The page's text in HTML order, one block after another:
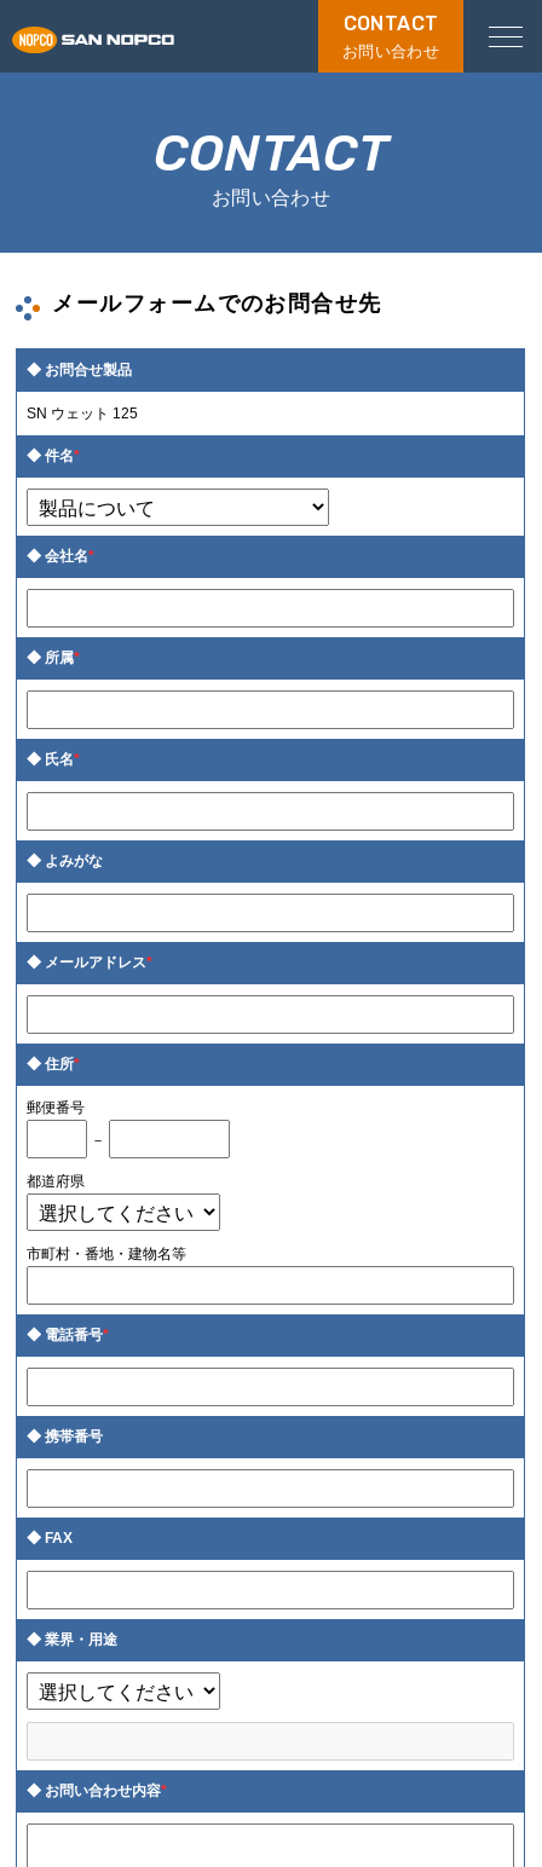
CONTACT
お問い合わせ
CONTACT
お問い合わせ
メールフォームでのお問合せ先
お問合せ製品
SN ウェット 125
件名*
会社名*
所属*
氏名*
よみがな
メールアドレス*
住所*
郵便番号
－
都道府県
市町村・番地・建物名等
電話番号*
携帯番号
FAX
業界・用途
お問い合わせ内容*